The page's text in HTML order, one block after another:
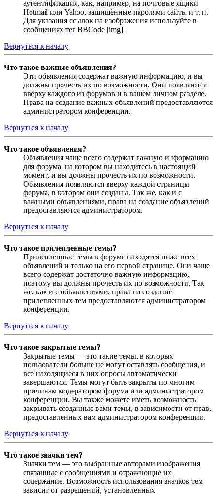
аутентификация, как, например, на почтовые ящики
Hotmail или Yahoo, защищённые паролями сайты и т. п.
Для указания ссылок на изображения используйте в
сообщениях тег BBCode [img].
Вернуться к началу
Что такое важные объявления?
Эти объявления содержат важную информацию, и вы
должны прочесть их по возможности. Они появляются
вверху каждого из форумов и в вашем личном разделе.
Права на создание важных объявлений предоставляются
администратором конференции.
Вернуться к началу
Что такое объявления?
Объявления чаще всего содержат важную информацию
для форума, на котором вы находитесь в настоящий
момент, и вы должны прочесть их по возможности.
Объявления появляются вверху каждой страницы
форума, в котором они созданы. Так же, как и с
важными объявлениями, права на создание объявлений
предоставляются администратором.
Вернуться к началу
Что такое прилепленные темы?
Прилепленные темы в форуме находятся ниже всех
объявлений и только на его первой странице. Они чаще
всего содержат достаточно важную информацию,
поэтому вы должны прочесть их по возможности. Так
же, как и с объявлениями, права на создание
прилепленных тем предоставляются администратором
конференции.
Вернуться к началу
Что такое закрытые темы?
Закрытые темы — это такие темы, в которых
пользователи больше не могут оставлять сообщения, и
все находящиеся в них опросы автоматически
завершаются. Темы могут быть закрыты по многим
причинам модератором форума или администратором
конференции. Вы также можете иметь возможность
закрывать созданные вами темы, в зависимости от прав,
предоставленных вам администратором конференции.
Вернуться к началу
Что такое значки тем?
Значки тем — это выбранные авторами изображения,
связанные с сообщениями и отражающие их
содержание. Возможность использования значков тем
зависит от разрешений, установленных